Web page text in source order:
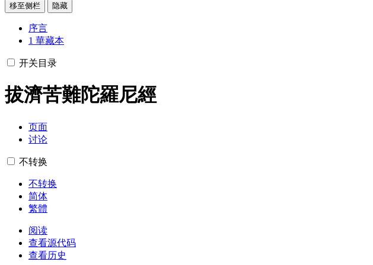
移至侧栏 隐藏
序言
1 華藏本
开关目录
拔濟苦難陀羅尼經
页面
讨论
不转换
不转换
简体
繁體
阅读
查看源代码
查看历史